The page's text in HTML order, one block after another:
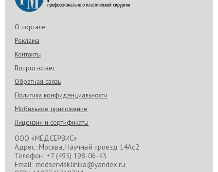
О портале
Реклама
Контакты
Вопрос-ответ
Обратная связь
Политика конфиденциальности
Мобильное приложение
Лицензии и сертификаты
ООО «МЕДСЕРВИС»
Адрес: Москва, Научный проезд 14Ас2
Телефон: +7 (495) 198-06-43
Email: medservisklinika@yandex.ru